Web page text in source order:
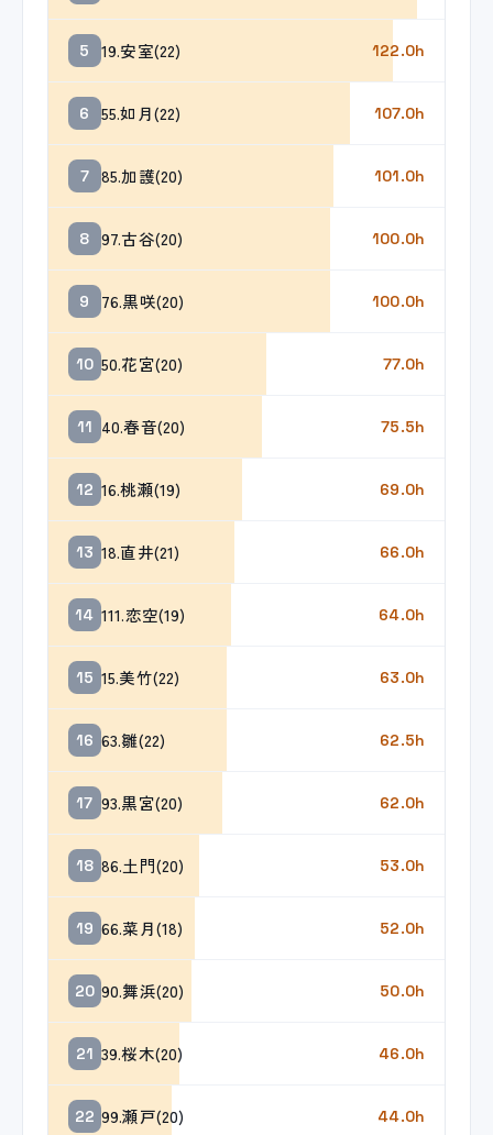
5 19.安室(22) 122.0h
6 55.如月(22) 107.0h
7 85.加護(20) 101.0h
8 97.古谷(20) 100.0h
9 76.黒咲(20) 100.0h
10 50.花宮(20) 77.0h
11 40.春音(20) 75.5h
12 16.桃瀬(19) 69.0h
13 18.直井(21) 66.0h
14 111.恋空(19) 64.0h
15 15.美竹(22) 63.0h
16 63.雛(22) 62.5h
17 93.黒宮(20) 62.0h
18 86.土門(20) 53.0h
19 66.菜月(18) 52.0h
20 90.舞浜(20) 50.0h
21 39.桜木(20) 46.0h
22 99.瀬戸(20) 44.0h